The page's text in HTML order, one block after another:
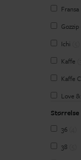
Fransa
Gozzip
Ichi
Kaffe
Kaffe
Love
Marta
Missya
Pulz
Størrelse
36
38